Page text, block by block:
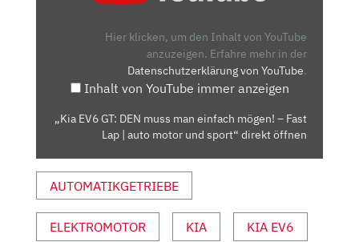
MÖGEN!
|
AUTO
UND
Hier klicken, um den Inhalt von YouTube
anzuzeigen. Erfahre mehr in der
Datenschutzerklärung von YouTube.
Inhalt von YouTube immer anzeigen
„Kia EV6 GT: DEN muss man einfach mögen! – Fast
Lap | auto motor und sport“ direkt öffnen
AUTOMATIKGETRIEBE
ELEKTROMOTOR KIA KIA EV6